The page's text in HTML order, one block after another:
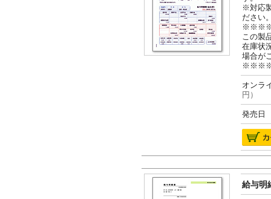
※対応
ださい
この製
在庫状
場合が
オン
円）
発売日
給与明